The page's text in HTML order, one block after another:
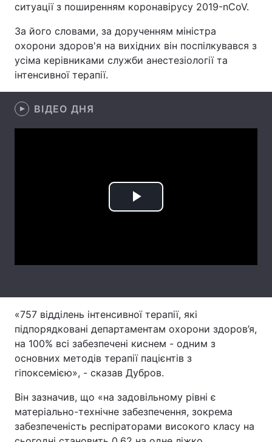
Екологія Регіони
Лонгріди
Відео з Youtube
ситуації з поширенням коронавірусу 2019-nCoV.
За його словами, за дорученням міністра
охорони здоров'я на вихідних він поспілкувався з
усіма керівниками служби анестезіології та
інтенсивної терапії.
ВІДЕО ДНЯ
Play
«757 відділень інтенсивної терапії, які
підпорядковані департаментам охорони здоров’я,
на 100% всі забезпечені киснем - одним з
основних методів терапії пацієнтів з
гіпоксемією», - сказав Дубров.
Він зазначив, що «на задовільному рівні є
матеріально-технічне забезпечення, зокрема
забезпеченість респіраторами високого класу на